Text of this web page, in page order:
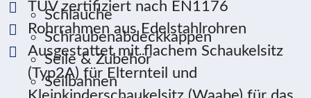
Schläuche
Schraubenabdeckkappen
Seile & Zubehör
Seilbahnen
TÜV zertifiziert nach EN1176
Rohrrahmen aus Edelstahlrohren
Ausgestattet mit flachem Schaukelsitz
(Typ2A) für Elternteil und
Kleinkinderschaukelsitz (Waabe) für das